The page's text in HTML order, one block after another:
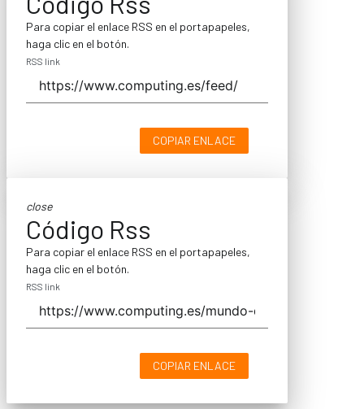
Para copiar el enlace RSS en el portapapeles,
haga clic en el botón.
RSS link
COPIAR ENLACE
close
Código Rss
Para copiar el enlace RSS en el portapapeles,
haga clic en el botón.
RSS link
COPIAR ENLACE